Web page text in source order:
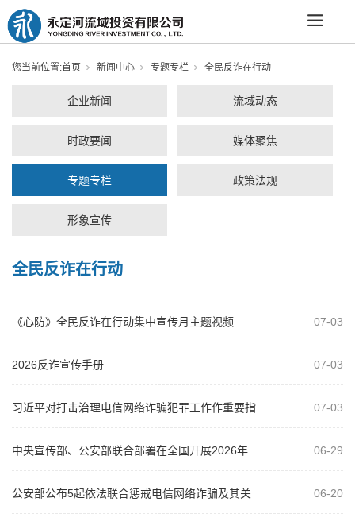
您当前位置:首页 新闻中心 专题专栏 全民反诈在行动
企业新闻 流域动态
时政要闻 媒体聚焦
专题专栏 政策法规
形象宣传
全民反诈在行动
《心防》全民反诈在行动集中宣传月主题视频 07-03
2026反诈宣传手册 07-03
习近平对打击治理电信网络诈骗犯罪工作作重要指
07-03
中央宣传部、公安部联合部署在全国开展2026年
06-29
公安部公布5起依法联合惩戒电信网络诈骗及其关
06-20